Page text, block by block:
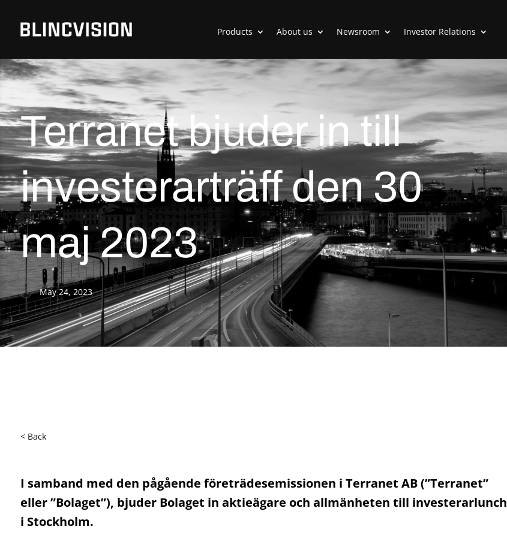
Products About us Newsroom Investor Relations
Terranet bjuder in till
investerarträff den 30
maj 2023
May 24, 2023
< Back
I samband med den pågående företrädesemissionen i Terranet AB (”Terranet”
eller ”Bolaget”), bjuder Bolaget in aktieägare och allmänheten till investerarlunch
i Stockholm.